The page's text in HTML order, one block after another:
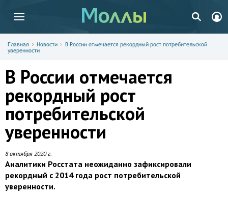
Главная Новости
В России отмечается рекордный рост потребительской
уверенности
В России отмечается
рекордный рост
потребительской
уверенности
8 октября 2020 г.
Аналитики Росстата неожиданно зафиксировали
рекордный с 2014 года рост потребительской
уверенности.